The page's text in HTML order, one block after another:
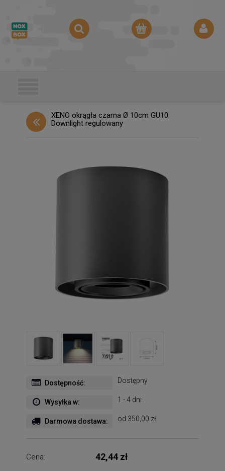
XENO okrągła czarna Ø 10cm GU10
Downlight regulowany
Dostępność: Dostępny
Wysyłka w: 1 - 4 dni
Darmowa dostawa: od 350,00 zł
Cena: 42,44 zł